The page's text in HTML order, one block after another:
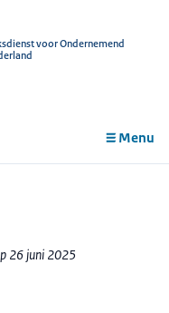
voor Ondernemend
Menu
26 juni 2025